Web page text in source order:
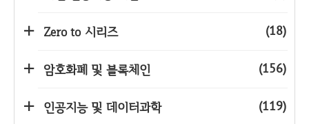
Zero to 시리즈 (18)
암호화폐 및 블록체인 (156)
인공지능 및 데이터과학 (119)